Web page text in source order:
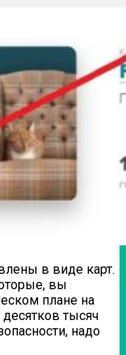
в виде карт.
вы
плане на
тысяч
надо